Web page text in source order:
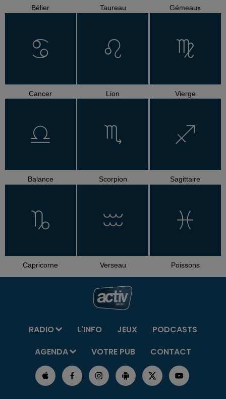
Bélier Taureau Gémeaux
Cancer Lion Vierge
Balance Scorpion Sagittaire
Capricorne Verseau Poissons
RADIO L'INFO JEUX
PODCASTS
AGENDA
VOTRE PUB CONTACT